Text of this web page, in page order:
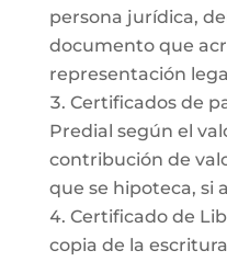
persona jurídica,
documento que
representación
Certificados de
Predial según el
contribución de
que se hipoteca, si
Certificado de
copia de la